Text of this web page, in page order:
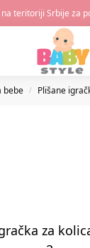
teritoriji Srbije za
bebe / Plišane